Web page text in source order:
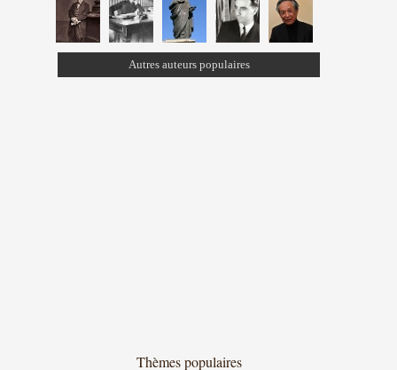
Autres auteurs populaires
Thèmes populaires